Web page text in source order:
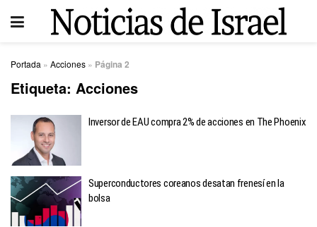
Portada » Acciones » Página 2
Etiqueta: Acciones
Inversor de EAU compra 2% de acciones en The Phoenix
Superconductores coreanos desatan frenesí en la
bolsa